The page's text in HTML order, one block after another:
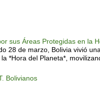
sus Áreas Protegidas en la
28 de marzo, Bolivia vivió
*Hora del Planeta*,
Bolivianos